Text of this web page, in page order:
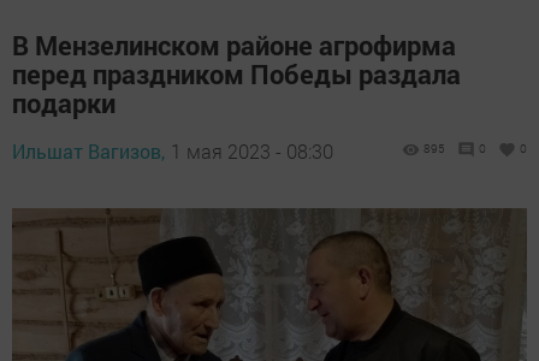
В Мензелинском районе агрофирма
перед праздником Победы раздала
подарки
Ильшат Вагизов, 1 мая 2023 - 08:30 895 0 0